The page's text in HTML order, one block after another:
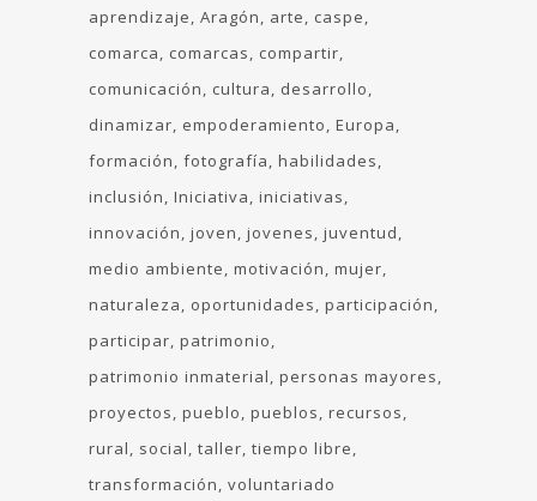
aprendizaje Aragón arte
caspe
comarca
comarcas
compartir
comunicación
cultura
desarrollo
dinamizar empoderamiento Europa
formación fotografía habilidades
inclusión Iniciativa iniciativas
innovación joven jovenes juventud
medio ambiente motivación mujer
naturaleza
oportunidades participación
participar patrimonio
patrimonio inmaterial personas mayores
proyectos pueblo pueblos recursos
rural
social taller tiempo libre
transformación voluntariado